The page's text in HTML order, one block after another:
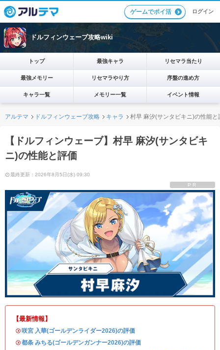
ゲームでポイ活 ログイン
ドルフィンウェーブ攻略wiki
トップ 最強キャラ リセマラ当たり
最強メモリー リセマラやり方 序盤の進め方
キャラ一覧 メモリー一覧 イベント情報
アルテマ ドルフィンウェーブ攻略 キャラ 村早 麻汐(サンタビキニ)の性能と
【ドルフィンウェーブ】村早 麻汐(サンタビキ
ニ)の性能と評価
最終更新：2026年8月5日(水) 09:30
PR
【最新情報】
・咲宮 入華(ゴールデンライダー2026)の評価
・都条 みちる(ゴールデンガンナー2026)の評価